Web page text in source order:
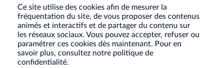
Horaires d’ouverture : Lundi - Mardi - Mercredi -
Vendredi
8h30 - 12h / 13h30-17h30
Jeudi : Fermé le matin - 13h30-17h30
Ce site utilise des cookies afin de mesurer la
fréquentation du site, de vous proposer des contenus
animés et interactifs et de partager du contenu sur
les réseaux sociaux. Vous pouvez accepter, refuser ou
paramétrer ces cookies dès maintenant. Pour en
savoir plus, consultez notre politique de
confidentialité.